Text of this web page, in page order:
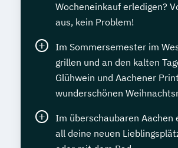
Wocheneinkauf erledigen?
aus, kein Problem!
Im Sommersemester im
grillen und an den kalten
Glühwein und Aachener
wunderschönen
Im überschaubaren Aachen
all deine neuen